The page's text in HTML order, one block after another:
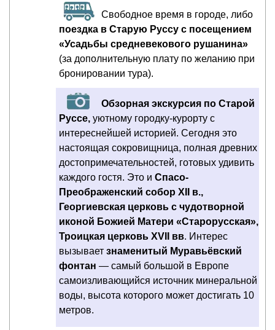
Свободное время в городе, либо
поездка в Старую Руссу с посещением
«Усадьбы средневекового рушанина»
(за дополнительную плату по желанию при
бронировании тура).
Обзорная экскурсия по Старой
Руссе, уютному городку-курорту с
интереснейшей историей. Сегодня это
настоящая сокровищница, полная древних
достопримечательностей, готовых удивить
каждого гостя. Это и Спасо-
Преображенский собор XII в.,
Георгиевская церковь с чудотворной
иконой Божией Матери «Старорусская»,
Троицкая церковь XVII вв. Интерес
вызывает знаменитый Муравьёвский
фонтан — самый большой в Европе
самоизливающийся источник минеральной
воды, высота которого может достигать 10
метров.